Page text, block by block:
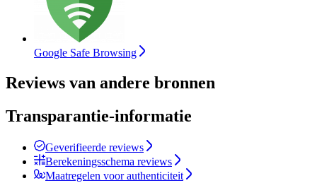
Google Safe Browsing
Reviews van andere bronnen
Transparantie-informatie
Geverifieerde reviews
Berekeningsschema reviews
Maatregelen voor authenticiteit